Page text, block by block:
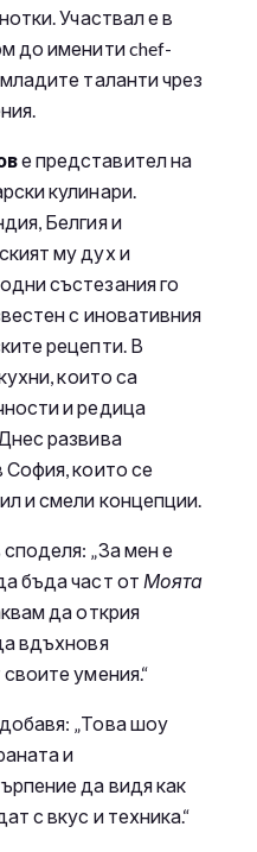
Участвал е в
до именити chef-
таланти чрез
е представител на
кулинари.
Белгия и
му дух и
състезания го
с иновативния
рецепти. В
които са
и редица
развива
София, които се
и смели концепции.
„За мен е
бъда част от Моята
да открия
вдъхновя
умения.“
„Това шоу
и
да видя как
с вкус и техника.“